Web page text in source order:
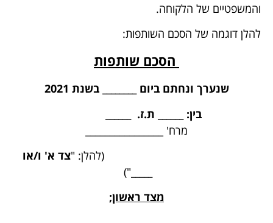
והמשפטיים של הלקוחה.
להלן דוגמה של הסכם השותפות:
הסכם שותפות
שנערך ונחתם ביום _
_____ בשנת 2021
בין: ______ ת.ז.
מרח' ________________
(להלן: "צד א' ו/או
")
מצד ראשון;